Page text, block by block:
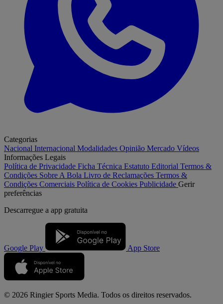
Categorias
Nacional Internacional Modalidades Opinião Mercado Vídeos
Informações Legais
Política de Privacidade Ficha Técnica Estatuto Editorial Termos &
Condições Sobre A Bola Livro de Reclamações Termos &
Condições Comerciais Política de Cookies Publicidade Gerir
preferências
Descarregue a app gratuita
Google Play App Store
© 2026 Ringier Sports Media. Todos os direitos reservados.